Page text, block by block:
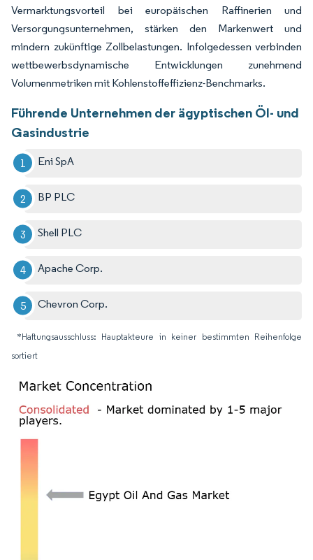
Vermarktungsvorteil bei europäischen Raffinerien und
Versorgungsunternehmen, stärken den Markenwert und
mindern zukünftige Zollbelastungen. Infolgedessen verbinden
wettbewerbsdynamische Entwicklungen zunehmend
Volumenmetriken mit Kohlenstoffeffizienz-Benchmarks.
Führende Unternehmen der ägyptischen Öl- und
Gasindustrie
Eni SpA
BP PLC
Shell PLC
Apache Corp.
Chevron Corp.
*Haftungsausschluss: Hauptakteure in keiner bestimmten Reihenfolge
sortiert